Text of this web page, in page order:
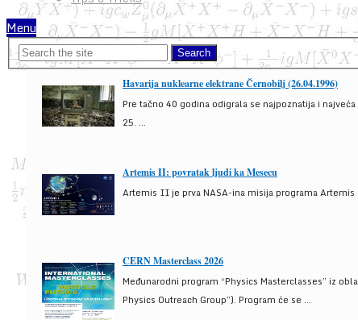
Menu
Havarija nuklearne elektrane Černobilj (26.04.1996)
Pre tačno 40 godina odigrala se najpoznatija i
25. ...
Artemis II: povratak ljudi ka Mesecu
Artemis II je prva NASA-ina misija programa
CERN Masterclass 2026
Međunarodni program “Physics Masterclasses” iz
Physics Outreach Group”). Program će se ...